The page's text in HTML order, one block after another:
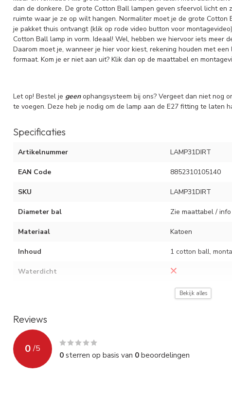
dan de donkere. De grote Cotton Ball lampen geven sfeervol licht
ruimte waar je ze op wilt hangen. Normaliter moet je de grote Cotton
je pakket thuis ontvangt (klik op rode video button voor
Cotton Ball lamp in vorm. Ideaal! Wel, hebben we hiervoor iets meer
Daarom moet je, wanneer je hier voor kiest, rekening houden met
formaat. Kom je er niet aan uit? Klik dan op de maattabel en
Let op! Bestel je geenophangsysteem bij ons? Vergeet dan niet nog
te voegen. Deze heb je nodig om de lamp aan de E27 fitting te laten
Specificaties
Artikelnummer LAMP31DIRT
EAN Code 8852310105140
SKU LAMP31DIRT
Diameter bal Zie maattabel / info
Materiaal Katoen
Inhoud 1 cotton ball,
Waterdicht
Zie video (rode
Bekijk alles
Reviews
0 /5
0sterren op basis van 0beoordelingen